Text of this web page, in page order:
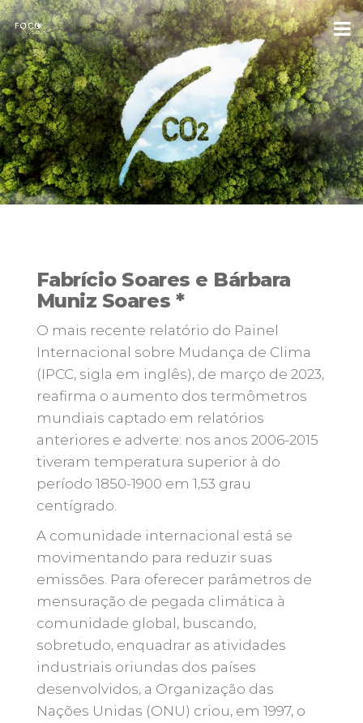
Fabrício Soares e Bárbara
Muniz Soares *
O mais recente relatório do Painel
Internacional sobre Mudança de Clima
(IPCC, sigla em inglês), de março de 2023,
reafirma o aumento dos termômetros
mundiais captado em relatórios
anteriores e adverte: nos anos 2006-2015
tiveram temperatura superior à do
período 1850-1900 em 1,53 grau
centígrado.
A comunidade internacional está se
movimentando para reduzir suas
emissões. Para oferecer parâmetros de
mensuração de pegada climática à
comunidade global, buscando,
sobretudo, enquadrar as atividades
industriais oriundas dos países
desenvolvidos, a Organização das
Nações Unidas (ONU) criou, em 1997, o